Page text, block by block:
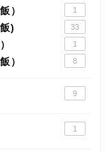
） 1
) 33
1
） 8
9
1